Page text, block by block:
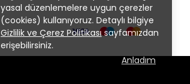
yasal düzenlemelere uygun çerezler
(cookies) kullanıyoruz. Detaylı bilgiye
Gizlilik ve Çerez Politikasısayfamızdan
erişebilirsiniz.
Anladım